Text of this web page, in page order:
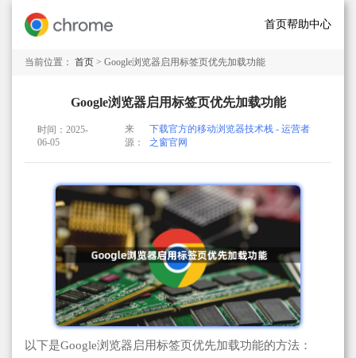
首页帮助中心
当前位置： 首页 > Google浏览器启用标签页优先加载功能
Google浏览器启用标签页优先加载功能
时间：2025-
06-05
来
源：
下载官方的移动浏览器技术栈 - 运营者
之窗官网
以下是Google浏览器启用标签页优先加载功能的方法：